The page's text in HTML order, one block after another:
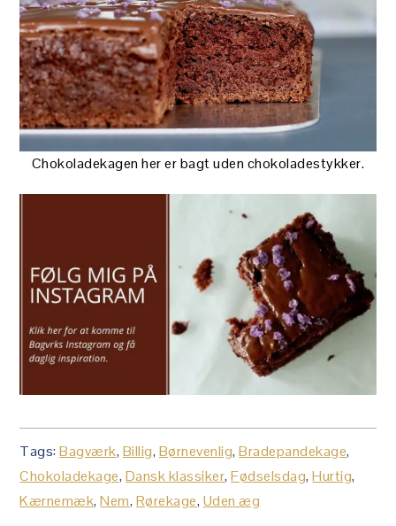
Chokoladekagen her er bagt uden chokoladestykker.
Tags:Bagværk, Billig, Børnevenlig,Bradepandekage,
Chokoladekage, Dansk klassiker,Fødselsdag,Hurtig,
Kærnemæk,Nem, Rørekage, Uden æg